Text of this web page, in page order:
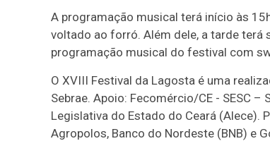
A programação musical terá início às
voltado ao forró. Além dele, a tarde terá
programação musical do festival com
O XVIII Festival da Lagosta é uma
Sebrae. Apoio: Fecomércio/CE - SESC
Legislativa do Estado do Ceará (Alece).
Agropolos, Banco do Nordeste (BNB) e